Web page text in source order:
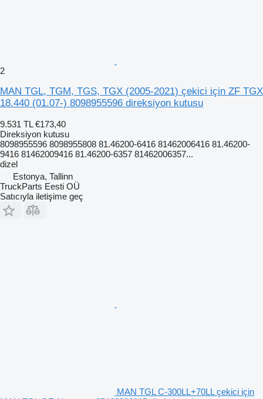
2
MAN TGL, TGM, TGS, TGX (2005-2021) çekici için ZF TGX
18.440 (01.07-) 8098955596 direksiyon kutusu
9.531 TL €173,40
Direksiyon kutusu
8098955596 8098955808 81.46200-6416 81462006416 81.46200-
9416 81462009416 81.46200-6357 81462006357...
dizel
Estonya, Tallinn
TruckParts Eesti OÜ
Satıcıyla iletişime geç
MAN TGL C-300LL+70LL çekici için